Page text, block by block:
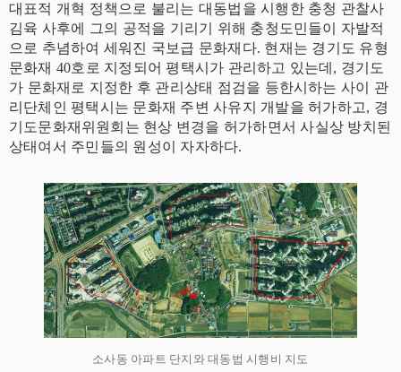
대표적 개혁 정책으로 불리는 대동법을 시행한 충청 관찰사
김육 사후에 그의 공적을 기리기 위해 충청도민들이 자발적
으로 추념하여 세워진 국보급 문화재다. 현재는 경기도 유형
문화재 40호로 지정되어 평택시가 관리하고 있는데, 경기도
가 문화재로 지정한 후 관리상태 점검을 등한시하는 사이 관
리단체인 평택시는 문화재 주변 사유지 개발을 허가하고, 경
기도문화재위원회는 현상 변경을 허가하면서 사실상 방치된
상태여서 주민들의 원성이 자자하다.
소사동 아파트 단지와 대동법 시행비 지도